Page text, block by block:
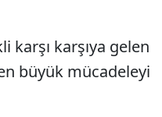
karşı karşıya gelen
büyük mücadeleyi